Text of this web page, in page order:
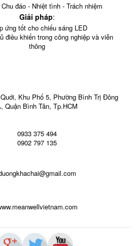
đáo - Nhiệt tình - Trách nhiệm
Giải pháp:
ứng tốt cho chiếu sáng LED
điều khiển trong công nghiệp và viễn
thông
Khu Phố 5, Phường Bình Trị Đông
Quận Bình Tân, Tp.HCM
0933 375 494
0902 797 135